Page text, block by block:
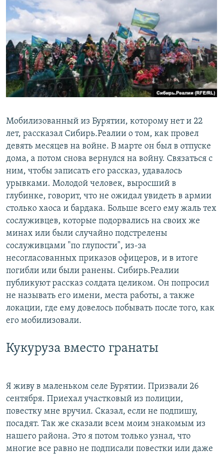
Мобилизованный из Бурятии, которому нет и 22
лет, рассказал Сибирь.Реалии о том, как провел
девять месяцев на войне. В марте он был в отпуске
дома, а потом снова вернулся на войну. Связаться с
ним, чтобы записать его рассказ, удавалось
урывками. Молодой человек, выросший в
глубинке, говорит, что не ожидал увидеть в армии
столько хаоса и бардака. Больше всего ему жаль тех
сослуживцев, которые подорвались на своих же
минах или были случайно подстрелены
сослуживцами "по глупости", из-за
несогласованных приказов офицеров, и в итоге
погибли или были ранены. Сибирь.Реалии
публикуют рассказ солдата целиком. Он попросил
не называть его имени, места работы, а также
локации, где ему довелось побывать после того, как
его мобилизовали.
Кукуруза вместо гранаты
Я живу в маленьком селе Бурятии. Призвали 26
сентября. Приехал участковый из полиции,
повестку мне вручил. Сказал, если не подпишу,
посадят. Так же сказали всем моим знакомым из
нашего района. Это я потом только узнал, что
многие все равно не подписали повестки или даже